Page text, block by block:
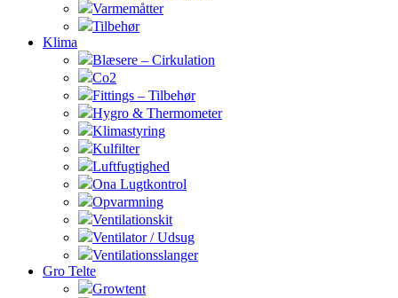
Varmemåtter
Tilbehør
Klima
Blæsere – Cirkulation
Co2
Fittings – Tilbehør
Hygro & Thermometer
Klimastyring
Kulfilter
Luftfugtighed
Ona Lugtkontrol
Opvarmning
Ventilationskit
Ventilator / Udsug
Ventilationsslanger
Gro Telte
Growtent